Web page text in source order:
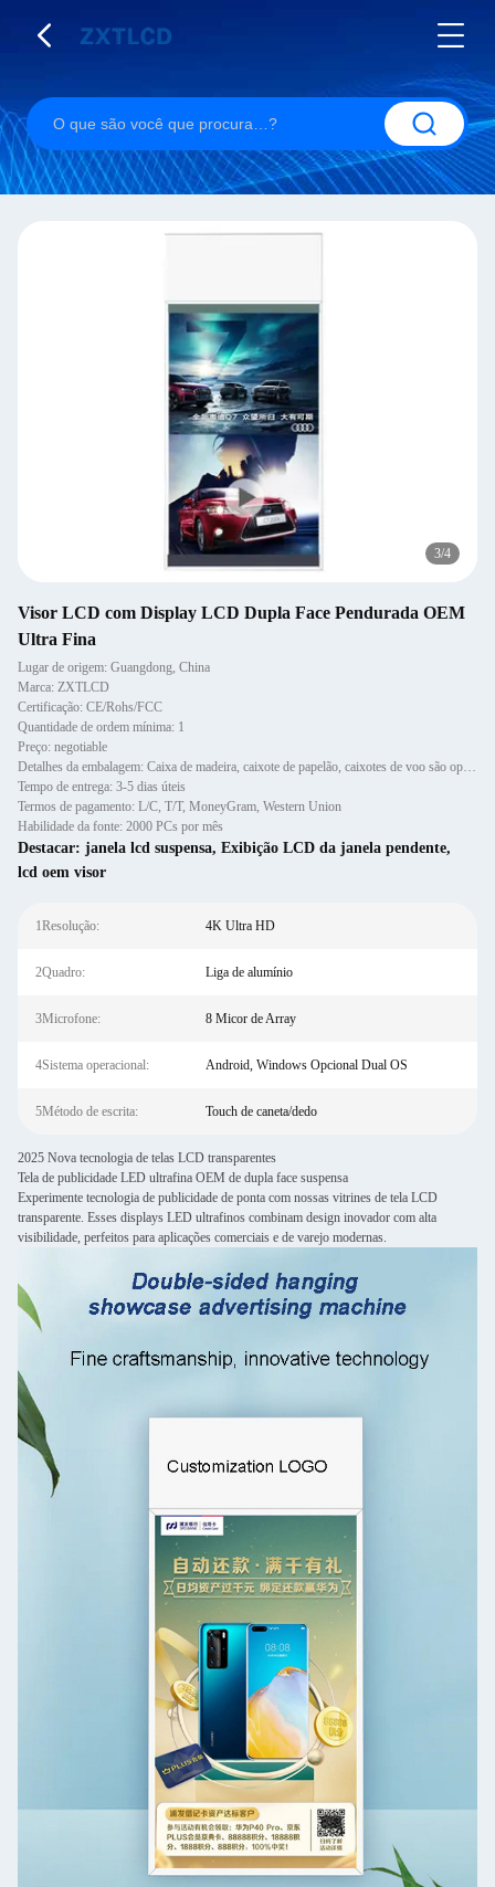
3/4
Visor LCD com Display LCD Dupla Face Pendurada OEM
Ultra Fina
Lugar de origem: Guangdong, China
Marca: ZXTLCD
Certificação: CE/Rohs/FCC
Quantidade de ordem mínima: 1
Preço: negotiable
Detalhes da embalagem: Caixa de madeira, caixote de papelão, caixotes de voo são opcionais
Tempo de entrega: 3-5 dias úteis
Termos de pagamento: L/C, T/T, MoneyGram, Western Union
Habilidade da fonte: 2000 PCs por mês
Destacar: janela lcd suspensa, Exibição LCD da janela pendente,
lcd oem visor
1Resolução: 4K Ultra HD
2Quadro: Liga de alumínio
3Microfone: 8 Micor de Array
4Sistema operacional: Android, Windows Opcional Dual OS
5Método de escrita: Touch de caneta/dedo
2025 Nova tecnologia de telas LCD transparentes
Tela de publicidade LED ultrafina OEM de dupla face suspensa
Experimente tecnologia de publicidade de ponta com nossas vitrines de tela LCD
transparente. Esses displays LED ultrafinos combinam design inovador com alta
visibilidade, perfeitos para aplicações comerciais e de varejo modernas.